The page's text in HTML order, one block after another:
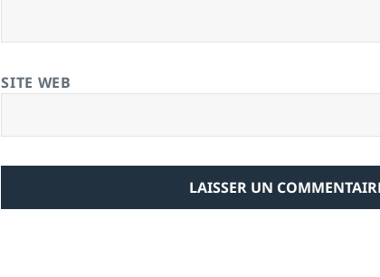
SITE WEB